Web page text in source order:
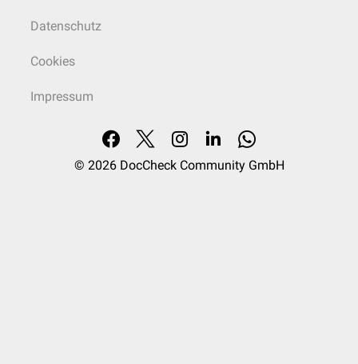
Datenschutz
Cookies
Impressum
© 2026 DocCheck Community GmbH